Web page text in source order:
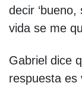
decir
vida se me
Gabriel dice
respuesta es